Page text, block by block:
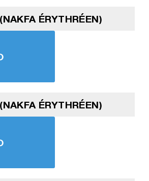
ÉRYTHRÉEN)
ÉRYTHRÉEN)